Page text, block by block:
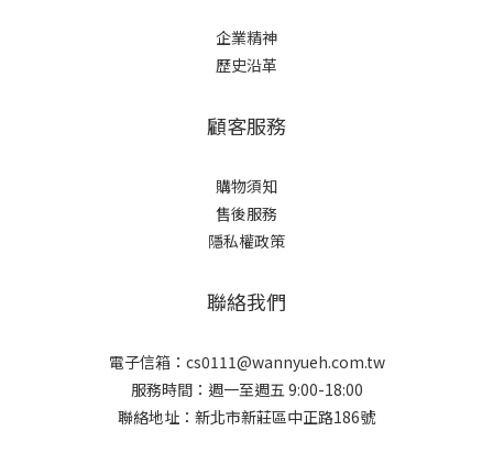
企業精神
歷史沿革
顧客服務
購物須知
售後服務
隱私權政策
聯絡我們
電子信箱：cs0111@wannyueh.com.tw
服務時間：週一至週五 9:00-18:00
聯絡地址：新北市新莊區中正路186號